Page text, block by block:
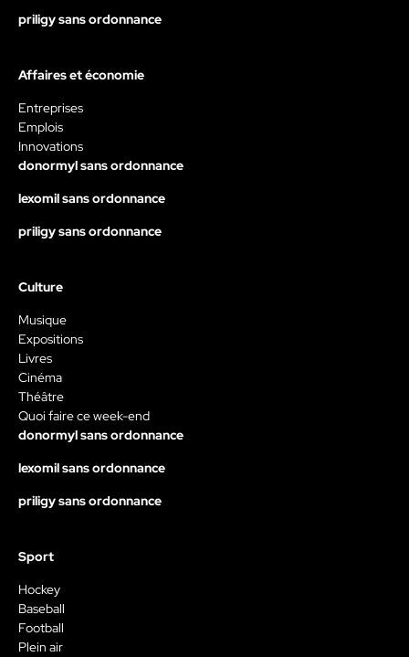
priligy sans ordonnance
Affaires et économie
Entreprises
Emplois
Innovations
donormyl sans ordonnance
lexomil sans ordonnance
priligy sans ordonnance
Culture
Musique
Expositions
Livres
Cinéma
Théâtre
Quoi faire ce week-end
donormyl sans ordonnance
lexomil sans ordonnance
priligy sans ordonnance
Sport
Hockey
Baseball
Football
Plein air